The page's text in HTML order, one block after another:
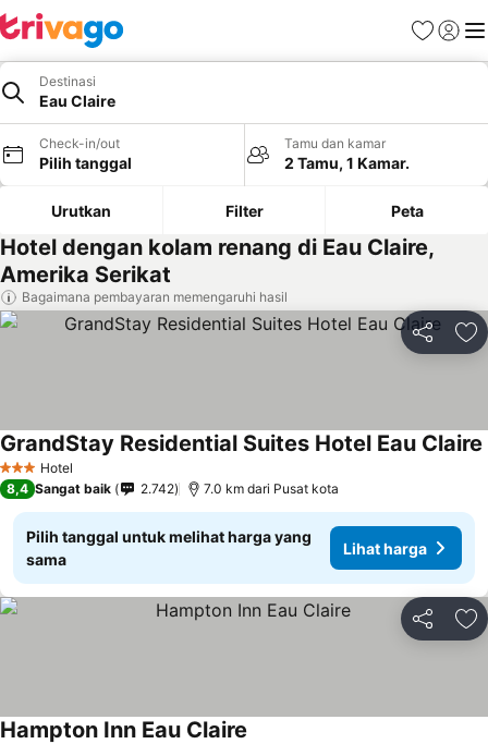
FavoritLogin
Destinasi
Eau Claire
Check-in/out
Pilih tanggal
Tamu dan kamar
2 Tamu, 1 Kamar.
Urutkan Filter Peta
Hotel dengan kolam renang di Eau Claire,
Amerika Serikat
Bagaimana pembayaran memengaruhi hasil
Bagikan
3 BintangHotel
GrandStay Residential Suites Hotel Eau Claire
8,4 Sangat baik 2.742 7.0 km dari Pusat kota
Pilih tanggal untuk melihat harga yang
sama
Lihat harga
Bagikan
Hampton Inn Eau Claire